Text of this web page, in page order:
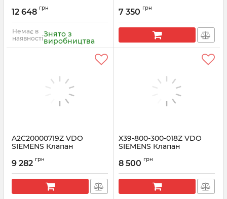
палива VCV RENAULT 1.5
Артикул: A2C53259841Z
12 648 грн
Немає в
наявностіЗнято з
виробництва
FORD 1.8/2.0
Артикул: X39-800-300-006Z
7 350 грн
A2C20000719Z VDO
SIEMENS Клапан
палива
Артикул: A2C20000719Z
9 282 грн
X39-800-300-018Z VDO
SIEMENS Клапан
палива
Артикул: X39-800-300-018Z
8 500 грн